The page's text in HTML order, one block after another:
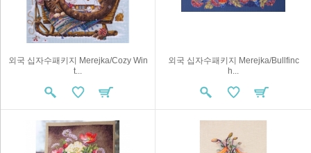
외국 십자수패키지 Merejka/Cozy Win
t...
외국 십자수패키지 Merejka/Bullfinc
h...